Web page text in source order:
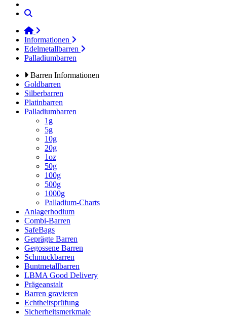
Informationen
Edelmetallbarren
Palladiumbarren
Barren Informationen
Goldbarren
Silberbarren
Platinbarren
Palladiumbarren
1g
5g
10g
20g
1oz
50g
100g
500g
1000g
Palladium-Charts
Anlagerhodium
Combi-Barren
SafeBags
Geprägte Barren
Gegossene Barren
Schmuckbarren
Buntmetallbarren
LBMA Good Delivery
Prägeanstalt
Barren gravieren
Echtheitsprüfung
Sicherheitsmerkmale